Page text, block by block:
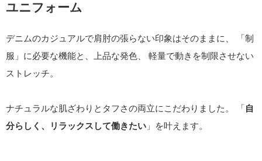
ユニフォーム
デニムのカジュアルで肩肘の張らない印象はそのままに、
「制
服」に必要な機能と、上品な発色、
軽量で動きを制限させない
ストレッチ。
ナチュラルな肌ざわりとタフさの両立にこだわりました。 「自
分らしく、リラックスして働きたい 」を叶えます。